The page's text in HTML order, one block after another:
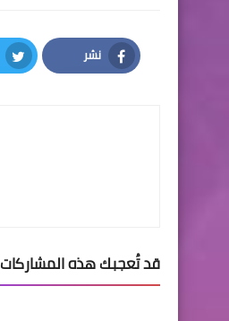
نشر
Facebook
قد تُعجبك هذه المشاركات